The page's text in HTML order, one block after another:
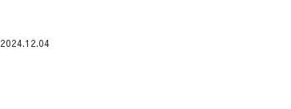
2024.12.04